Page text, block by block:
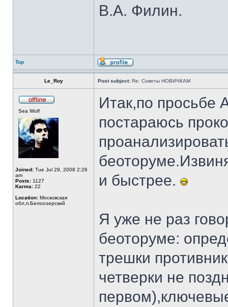
В.А. Филин.
Top
Le_Roy Post subject: Re: Советы НОВИЧКАМ
Sea Wolf
Joined: Tue Jul 29, 2008 2:26
am
Posts: 1127
Karma: 22
Location: Московская
обл,п.Белоозерский
Итак,по просьбе
постараюсь
и быстрее.
Я уже не раз
беоторуме:
трешки
четверки не